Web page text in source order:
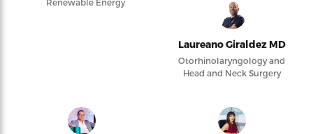
Renewable Energy
Laureano Giraldez MD
Otorhinolaryngology and
Head and Neck Surgery